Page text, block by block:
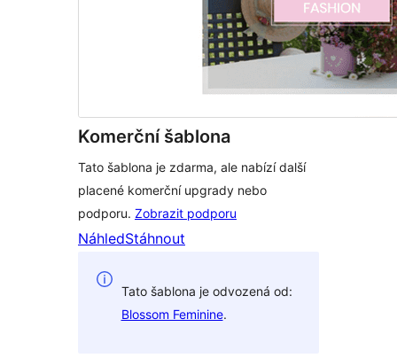
Komerční šablona
Tato šablona je zdarma, ale nabízí další
placené komerční upgrady nebo
podporu. Zobrazit podporu
NáhledStáhnout
Tato šablona je odvozená od:
Blossom Feminine.